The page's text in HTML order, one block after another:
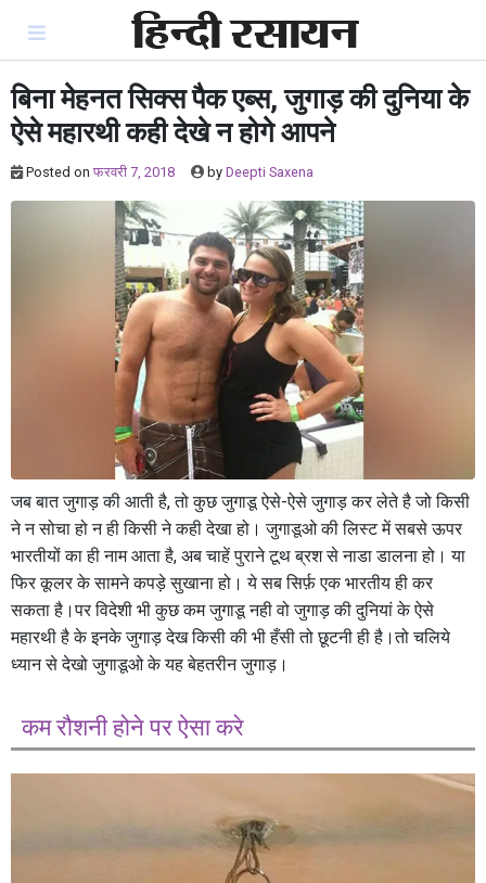
content
बिना मेहनत सिक्स पैक एब्स, जुगाड़ की दुनिया के
ऐसे महारथी कही देखे न होगे आपने
Posted on फरवरी 7, 2018 by Deepti Saxena
जब बात जुगाड़ की आती है, तो कुछ जुगाडू ऐसे-ऐसे जुगाड़ कर लेते है जो किसी
ने न सोचा हो न ही किसी ने कही देखा हो। जुगाडूओ की लिस्ट में सबसे ऊपर
भारतीयों का ही नाम आता है, अब चाहें पुराने टूथ ब्रश से नाडा डालना हो। या
फिर कूलर के सामने कपड़े सुखाना हो। ये सब सिर्फ़ एक भारतीय ही कर
सकता है।पर विदेशी भी कुछ कम जुगाडू नही वो जुगाड़ की दुनियां के ऐसे
महारथी है के इनके जुगाड़ देख किसी की भी हँसी तो छूटनी ही है।तो चलिये
ध्यान से देखो जुगाडूओ के यह बेहतरीन जुगाड़।
कम रौशनी होने पर ऐसा करे